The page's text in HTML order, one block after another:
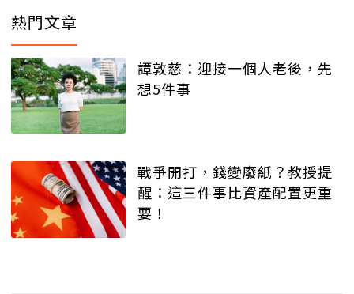
熱門文章
譚敦慈：迎接一個人老後，先
想5件事
戰爭開打，錢變廢紙？教授提
醒：這三件事比資產配置更重
要！